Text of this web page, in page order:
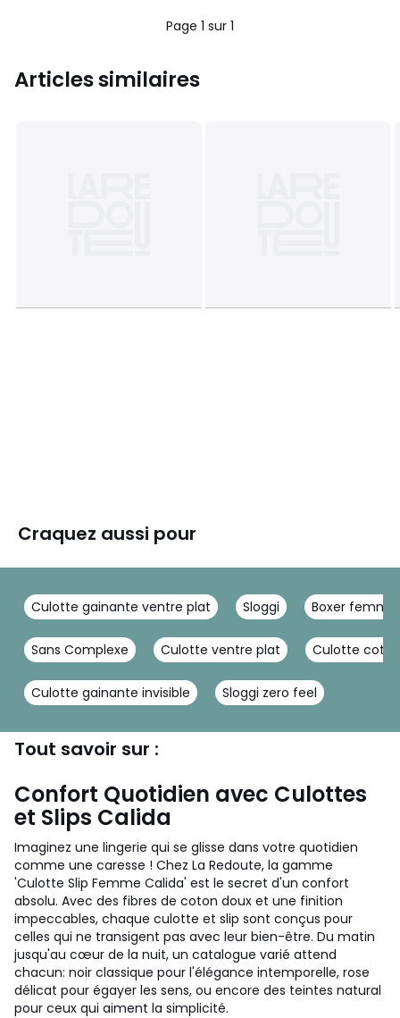
Page 1 sur 1
Articles similaires
Craquez aussi pour
Culotte gainante ventre plat Sloggi Boxer
Sans Complexe Culotte ventre plat Culotte
Culotte gainante invisible Sloggi zero feel
Tout savoir sur :
Confort Quotidien avec Culottes
et Slips Calida
Imaginez une lingerie qui se glisse dans votre quotidien
comme une caresse ! Chez La Redoute, la gamme
'Culotte Slip Femme Calida' est le secret d'un confort
absolu. Avec des fibres de coton doux et une finition
impeccables, chaque culotte et slip sont conçus pour
celles qui ne transigent pas avec leur bien-être. Du matin
jusqu'au cœur de la nuit, un catalogue varié attend
chacun: noir classique pour l'élégance intemporelle, rose
délicat pour égayer les sens, ou encore des teintes natural
pour ceux qui aiment la simplicité.